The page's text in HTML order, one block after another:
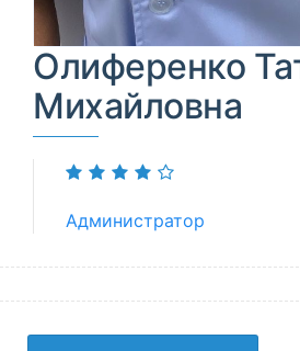
Олиференко
Михайловна
Администратор